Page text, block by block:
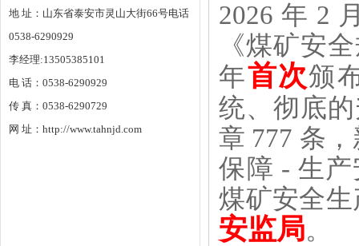
地 址：山东省泰安市灵山大街66号电话
0538-6290929
李经理:13505385101
电 话：0538-6290929
传 真：0538-6290729
网 址：http://www.tahnjd.com
2026 年 2
《煤矿安
年首次颁
统、彻底
章 777 条
保障 - 生
煤矿安全
安监局。